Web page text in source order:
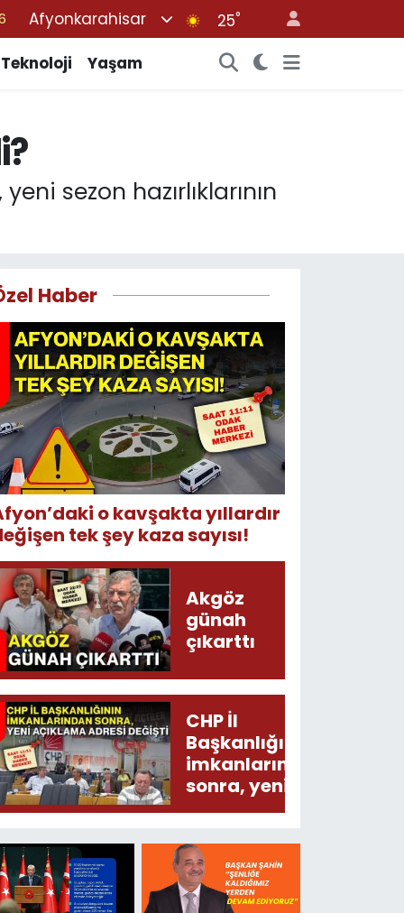
Afyonkarahisar 25°
Teknoloji Yaşam
sezon hazırlıklarının
Haber
o kavşakta yıllardır
tek şey kaza sayısı!
Akgöz
günah
çıkarttı
CHP İl
Başkanlığının
imkanlarından
sonra, yeni
açıklama